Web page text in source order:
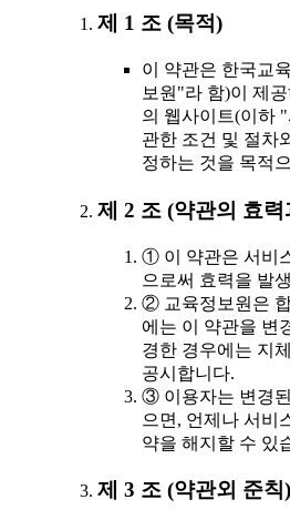
제 1 조 (목적)
이 약관은 한국교
보원"라 함)이 제
의 웹사이트(이하
관한 조건 및 절차
정하는 것을 목적
제 2 조 (약관의 효
① 이 약관은 서비
으로써 효력을 발
② 교육정보원은
에는 이 약관을 변
경한 경우에는 지
공시합니다.
③ 이용자는 변경
으면, 언제나 서비
약을 해지할 수 있
제 3 조 (약관외 준칙)